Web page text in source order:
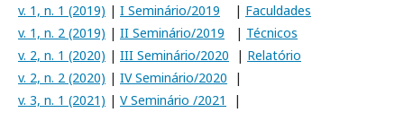
v. 1, n. 1 (2019) | I Seminário/2019 | Faculdades
v. 1, n. 2 (2019) | II Seminário/2019 | Técnicos
v. 2, n. 1 (2020) | III Seminário/2020 | Relatório
v. 2, n. 2 (2020) | IV Seminário/2020 |
v. 3, n. 1 (2021) | V Seminário /2021 |